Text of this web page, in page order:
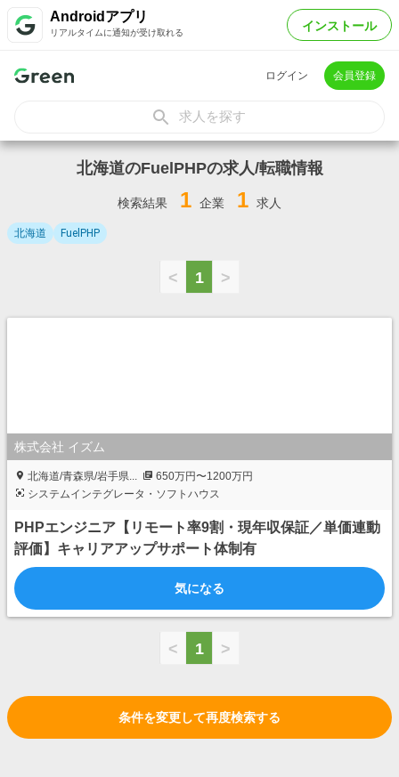
Androidアプリ
リアルタイムに通知が受け取れる インストール
ログイン 会員登録
求人を探す
北海道のFuelPHPの求人/転職情報
検索結果 1 企業 1 求人
北海道 FuelPHP
< 1 >
株式会社 イズム
北海道/青森県/岩手県...
650万円〜1200万円
システムインテグレータ・ソフトハウス
PHPエンジニア【リモート率9割・現年収保証／単価連動
評価】キャリアアップサポート体制有
気になる
< 1 >
条件を変更して再度検索する